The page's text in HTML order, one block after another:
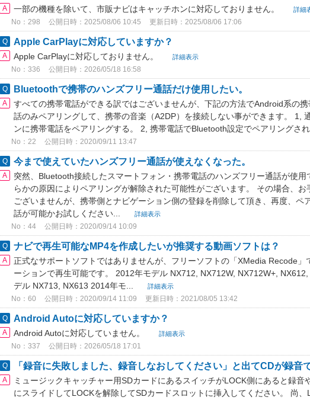
一部の機種を除いて、市販ナビはキャッチホンに対応しておりません。 詳細
No：298 公開日時：2025/08/06 10:45 更新日時：2025/08/06 17:06
Apple CarPlayに対応していますか？
Apple CarPlayに対応しておりません。 詳細表示
No：336 公開日時：2026/05/18 16:58
Bluetoothで携帯のハンズフリー通話だけ使用したい。
すべての携帯電話ができる訳ではございませんが、下記の方法でAndroid系の
話のみペアリングして、携帯の音楽（A2DP）を接続しない事ができます。 1,
ンに携帯電話をペアリングする。 2, 携帯電話でBluetooth設定でペアリングさ
No：22 公開日時：2020/09/11 13:47
今まで使えていたハンズフリー通話が使えなくなった。
突然、Bluetooth接続したスマートフォン・携帯電話のハンズフリー通話が使
らかの原因によりペアリングが解除された可能性がございます。 その場合、お
ございませんが、携帯側とナビゲーション側の登録を削除して頂き、再度、ペ
話が可能かお試しください...
詳細表示
No：44 公開日時：2020/09/14 10:09
ナビで再生可能なMP4を作成したいが推奨する動画ソフトは？
正式なサポートソフトではありませんが、フリーソフトの「XMedia Recode」
ーションで再生可能です。 2012年モデル NX712, NX712W, NX712W+,
デル NX713, NX613 2014年モ...
詳細表示
No：60 公開日時：2020/09/14 11:09 更新日時：2021/08/05 13:42
Android Autoに対応していますか？
Android Autoに対応していません。 詳細表示
No：337 公開日時：2026/05/18 17:01
「録音に失敗しました、録音しなおしてください」と出てCDが録音
ミュージックキャッチャー用SDカードにあるスイッチがLOCK側にあると録音
にスライドしてLOCKを解除してSDカードスロットに挿入してください。 尚